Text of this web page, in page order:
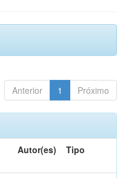
Anterior 1 Próximo
Autor(es) Tipo